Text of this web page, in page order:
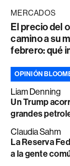
MERCADOS
El precio del
camino a su
febrero: qué
OPINIÓN
Liam Denning
Un Trump
grandes
Claudia Sahm
La Reserva
a la gente